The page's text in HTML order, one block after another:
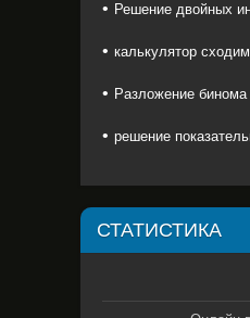
Решение двойных
калькулятор
Разложение
решение
СТАТИСТИКА